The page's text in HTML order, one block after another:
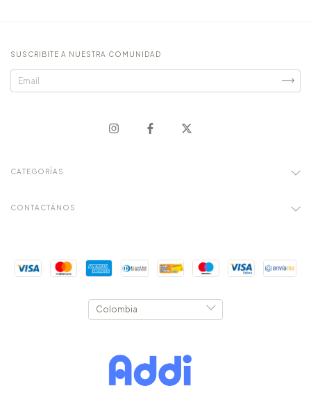
SUSCRIBITE A NUESTRA COMUNIDAD
CATEGORÍAS
CONTACTÁNOS